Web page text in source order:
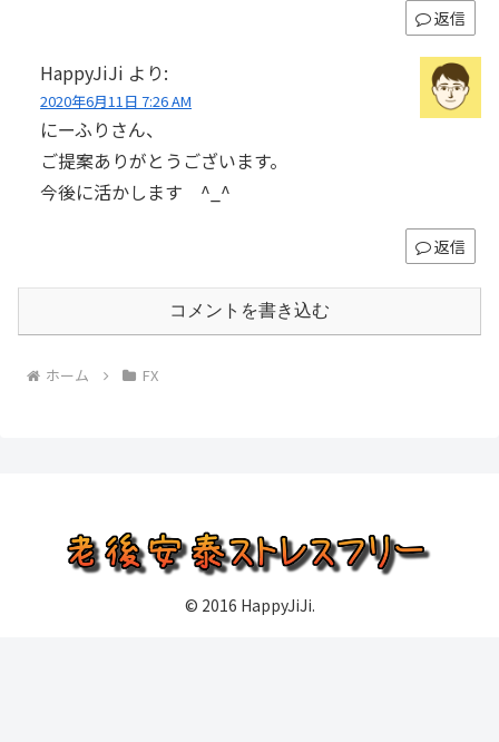
返信
HappyJiJi より:
2020年6月11日 7:26 AM
にーふりさん、
ご提案ありがとうございます。
今後に活かします ^_^
返信
コメントを書き込む
ホーム FX
© 2016 HappyJiJi.